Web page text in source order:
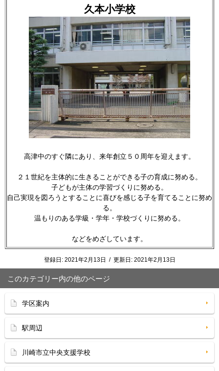
久本小学校
高津中のすぐ隣にあり、来年創立５０周年を迎えます。
２１世紀を主体的に生きることができる子の育成に努める。
子どもが主体の学習づくりに努める。
自己実現を図ろうとすることに喜びを感じる子を育てることに努め
る。
温もりのある学級・学年・学校づくりに努める。
などをめざしています。
登録日: 2021年2月13日 / 更新日: 2021年2月13日
このカテゴリー内の他のページ
学区案内
駅周辺
川崎市立中央支援学校